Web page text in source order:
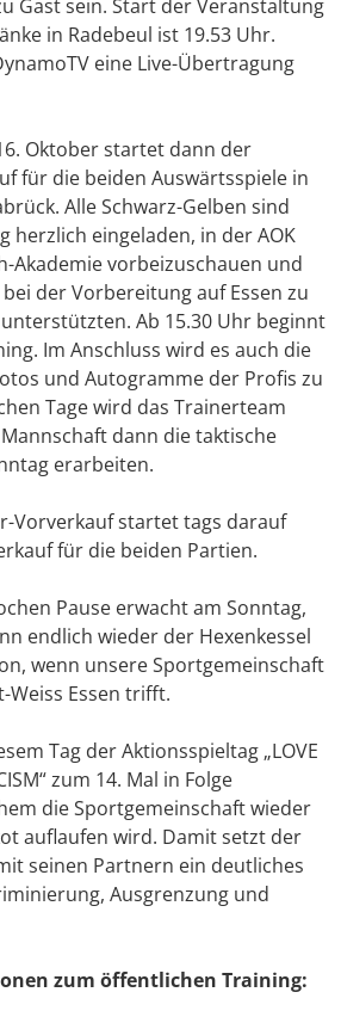
Gast sein. Start der Veranstaltung
in Radebeul ist 19.53 Uhr.
eine Live-Übertragung
Oktober startet dann der
für die beiden Auswärtsspiele in
Alle Schwarz-Gelben sind
herzlich eingeladen, in der AOK
Akademie vorbeizuschauen und
der Vorbereitung auf Essen zu
Ab 15.30 Uhr beginnt
Im Anschluss wird es auch die
und Autogramme der Profis zu
Tage wird das Trainerteam
dann die taktische
erarbeiten.
Vorverkauf startet tags darauf
für die beiden Partien.
Pause erwacht am Sonntag,
endlich wieder der Hexenkessel
wenn unsere Sportgemeinschaft
Weiss Essen trifft.
Tag der Aktionsspieltag „LOVE
zum 14. Mal in Folge
die Sportgemeinschaft wieder
auflaufen wird. Damit setzt der
seinen Partnern ein deutliches
Ausgrenzung und
zum öffentlichen Training: